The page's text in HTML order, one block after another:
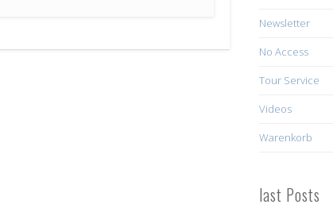
Newsletter
No Access
Tour Service
Videos
Warenkorb
last Posts